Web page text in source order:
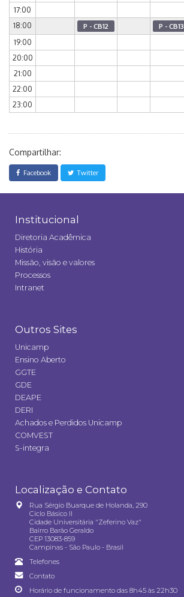
17:00
18:00
P - CB12 P - CB13
19:00
20:00
21:00
22:00
23:00
Compartilhar:
Facebook Twitter
Institucional
Diretoria Acadêmica
História
Missão, visão e valores
Processos
Intranet
Outros Sites
Unicamp
Ensino Aberto
GGTE
GDE
DEAPE
DERI
Achados e Perdidos Unicamp
COMVEST
S-integra
Localização e Contato
Rua Sérgio Buarque de Holanda, 290
Ciclo Básico II
Cidade Universitária "Zeferino Vaz"
Bairro Barão Geraldo
CEP 13083-859
Campinas - São Paulo - Brasil
Telefones
Contato
Horário de funcionamento das 8h45 às 22h30